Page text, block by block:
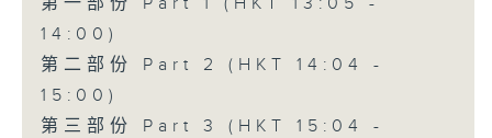
14:00)
第二部份 Part 2 (HKT 14:04 -
15:00)
第三部份 Part 3 (HKT 15:04 -